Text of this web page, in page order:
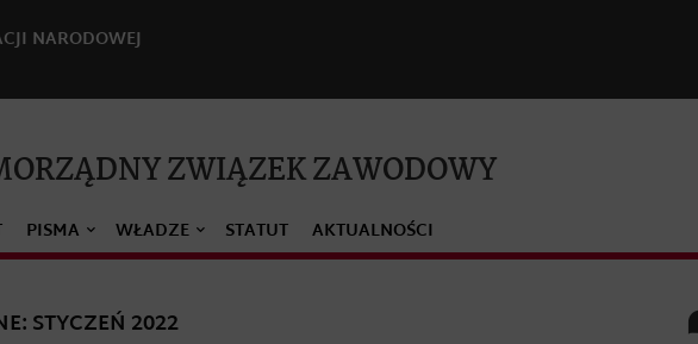
NARODOWEJ
ZWIĄZEK ZAWODOWY
PISMA WŁADZE STATUT AKTUALNOŚCI
STYCZEŃ 2022